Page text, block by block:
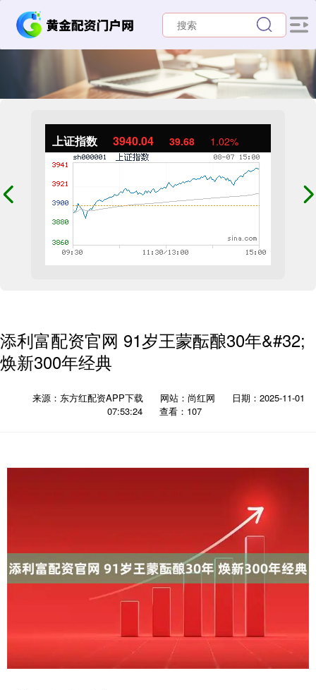
上证指数 3940.04 39.68 1.02%
添利富配资官网 91岁王蒙酝酿30年&#32;
焕新300年经典
来源：东方红配资APP下载 网站：尚红网
日期：2025-11-01
07:53:24
查看：107